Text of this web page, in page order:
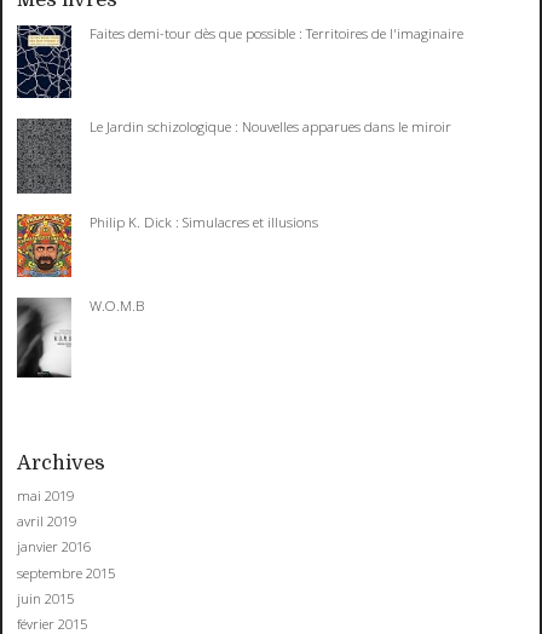
Faites demi-tour dès que possible : Territoires de l'imaginaire
Le Jardin schizologique : Nouvelles apparues dans le miroir
Philip K. Dick : Simulacres et illusions
W.O.M.B
Archives
mai 2019
avril 2019
janvier 2016
septembre 2015
juin 2015
février 2015